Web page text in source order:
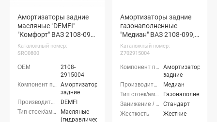
Амортизаторы задние
масляные "DEMFI"
"Комфорт" ВАЗ 2108-099,
2113-15
Каталожный номер:
SRC0800
2108-
2915004
Амортизаторы
задние
DEMFI
Масляные
(гидравлические)
Амортизаторы задние
газонаполненные
"Медиан" ВАЗ 2108-099,
2113-15
Каталожный номер:
Z702915004
Амортизаторы
задние
Медиан
Газонаполненные
Стандарт
Жесткие